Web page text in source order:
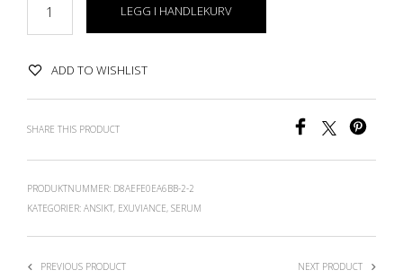
LEGG I HANDLEKURV
ADD TO WISHLIST
SHARE THIS PRODUCT
PRODUKTNUMMER: D8AEFE0EA6BB-2-2
KATEGORIER: ANSIKT, EXUVIANCE, SERUM
PREVIOUS PRODUCT NEXT PRODUCT